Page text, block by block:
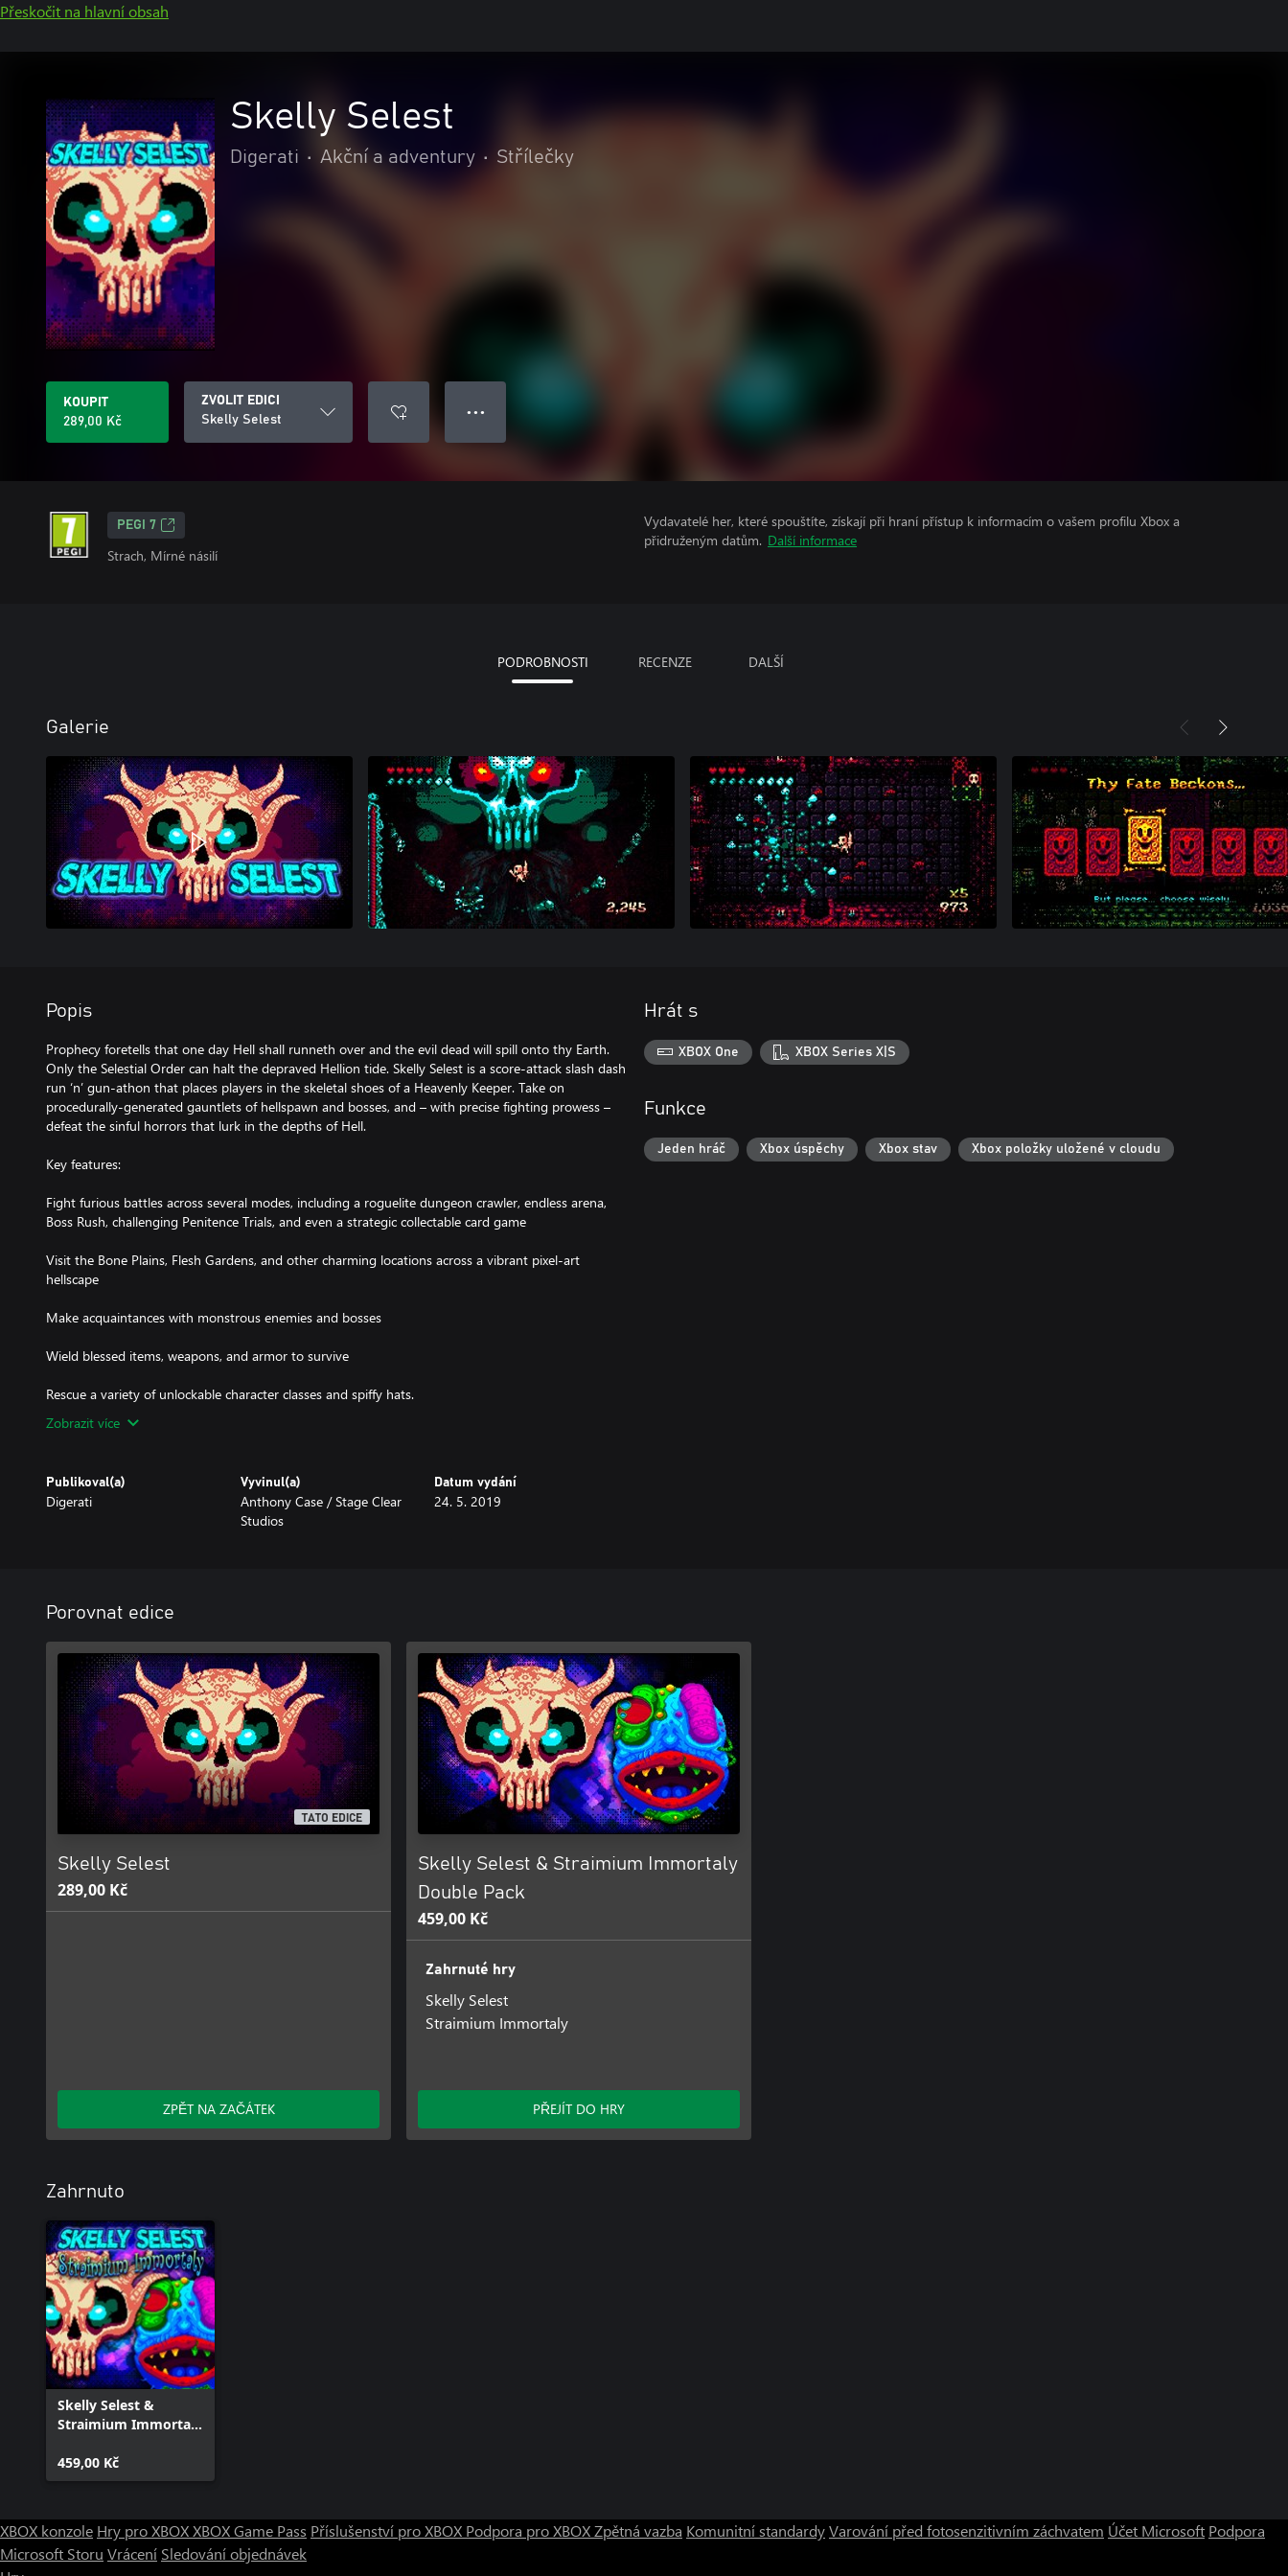
Přeskočit na hlavní obsah
Skelly Selest
Digerati • Akční a adventury • Střílečky
KOUPIT
289,00 Kč
ZVOLIT EDICI
Skelly Selest
● ● ●
PEGI 7
Strach, Mírné násilí
Vydavatelé her, které spouštíte, získají při hraní přístup k informacím o vašem profilu Xbox a
přidruženým datům. Další informace
PODROBNOSTI RECENZE DALŠÍ
Galerie
Popis
Prophecy foretells that one day Hell shall runneth over and the evil dead will spill onto thy Earth.
Only the Selestial Order can halt the depraved Hellion tide. Skelly Selest is a score-attack slash dash
run ‘n’ gun-athon that places players in the skeletal shoes of a Heavenly Keeper. Take on
procedurally-generated gauntlets of hellspawn and bosses, and – with precise fighting prowess –
defeat the sinful horrors that lurk in the depths of Hell.
Key features:
Fight furious battles across several modes, including a roguelite dungeon crawler, endless arena,
Boss Rush, challenging Penitence Trials, and even a strategic collectable card game
Visit the Bone Plains, Flesh Gardens, and other charming locations across a vibrant pixel-art
hellscape
Make acquaintances with monstrous enemies and bosses
Wield blessed items, weapons, and armor to survive
Rescue a variety of unlockable character classes and spiffy hats.
Zobrazit více
Publikoval(a)
Digerati
Vyvinul(a)
Anthony Case / Stage Clear
Studios
Datum vydání
24. 5. 2019
Hrát s
XBOX One XBOX Series X|S
Funkce
Jeden hráč Xbox úspěchy Xbox stav Xbox položky uložené v cloudu
Porovnat edice
TATO EDICE
Skelly Selest
289,00 Kč
ZPĚT NA ZAČÁTEK
Skelly Selest & Straimium Immortaly
Double Pack
459,00 Kč
Zahrnuté hry
Skelly Selest
Straimium Immortaly
PŘEJÍT DO HRY
Zahrnuto
Skelly Selest &
Straimium Immortaly
459,00 Kč
XBOX konzole Hry pro XBOXXBOX Game Pass Příslušenství pro XBOX Podpora pro XBOXZpětná vazba Komunitní standardyVarování před fotosenzitivním záchvatem Účet Microsoft Podpora
Microsoft Storu Vrácení Sledování objednávek